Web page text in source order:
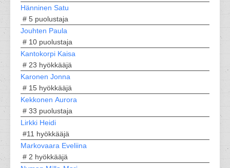
Hänninen Satu
# 5 puolustaja
Jouhten Paula
# 10 puolustaja
Kantokorpi Kaisa
# 23 hyökkääjä
Karonen Jonna
# 15 hyökkääjä
Kekkonen Aurora
# 33 puolustaja
Lirkki Heidi
#11 hyökkääjä
Markovaara Eveliina
# 2 hyökkääjä